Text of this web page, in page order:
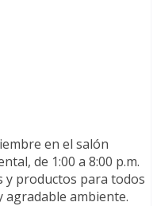
en el salón
de 1:00 a 8:00 p.m.
y productos para todos
agradable ambiente.